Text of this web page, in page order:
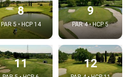
8
PAR 5 • HCP 14
9
PAR 4 • HCP 5
11 12